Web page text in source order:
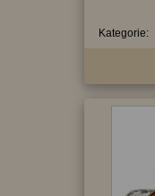
Kategorie: